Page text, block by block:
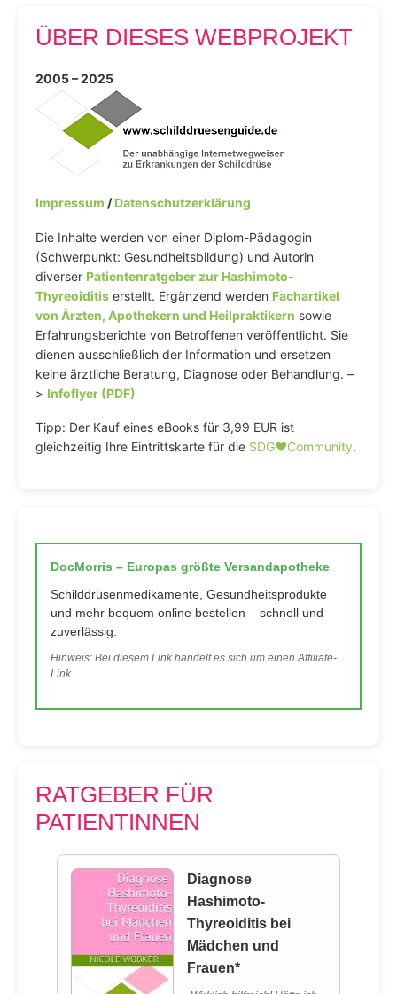
ÜBER DIESES WEBPROJEKT
2005 – 2025
Impressum /Datenschutzerklärung
Die Inhalte werden von einer Diplom-Pädagogin
(Schwerpunkt: Gesundheitsbildung) und Autorin
diverser Patientenratgeber zur Hashimoto-
Thyreoiditis erstellt. Ergänzend werden Fachartikel
von Ärzten, Apothekern und Heilpraktikern sowie
Erfahrungsberichte von Betroffenen veröffentlicht. Sie
dienen ausschließlich der Information und ersetzen
keine ärztliche Beratung, Diagnose oder Behandlung. –
> Infoflyer (PDF)
Tipp: Der Kauf eines eBooks für 3,99 EUR ist
gleichzeitig Ihre Eintrittskarte für die SDG♥️Community.
DocMorris – Europas größte Versandapotheke
Schilddrüsenmedikamente, Gesundheitsprodukte
und mehr bequem online bestellen – schnell und
zuverlässig.
Hinweis: Bei diesem Link handelt es sich um einen Affiliate-
Link.
RATGEBER FÜR
PATIENTINNEN
Diagnose
Hashimoto-
Thyreoiditis bei
Mädchen und
Frauen*